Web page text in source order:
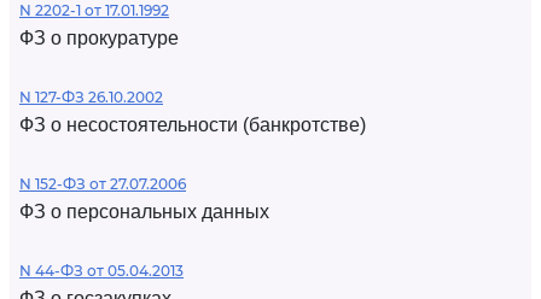
N 2202-1 от 17.01.1992
ФЗ о прокуратуре
N 127-ФЗ 26.10.2002
ФЗ о несостоятельности (банкротстве)
N 152-ФЗ от 27.07.2006
ФЗ о персональных данных
N 44-ФЗ от 05.04.2013